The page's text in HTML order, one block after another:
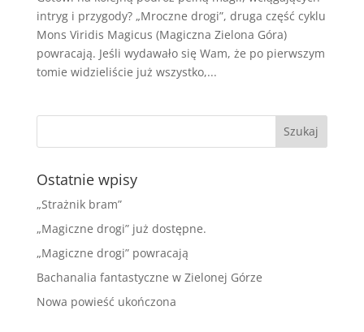
intryg i przygody? „Mroczne drogi”, druga część cyklu
Mons Viridis Magicus (Magiczna Zielona Góra)
powracają. Jeśli wydawało się Wam, że po pierwszym
tomie widzieliście już wszystko,...
Ostatnie wpisy
„Strażnik bram”
„Magiczne drogi” już dostępne.
„Magiczne drogi” powracają
Bachanalia fantastyczne w Zielonej Górze
Nowa powieść ukończona